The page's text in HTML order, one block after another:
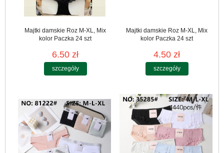
Majtki damskie Roz M-XL, Mix
kolor Paczka 24 szt
6.50 zł
szczegóły
Majtki damskie Roz M-XL, Mix
kolor Paczka 24 szt
4.50 zł
szczegóły